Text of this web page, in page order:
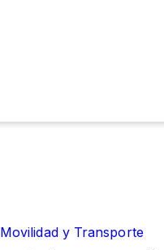
Movilidad y Transporte